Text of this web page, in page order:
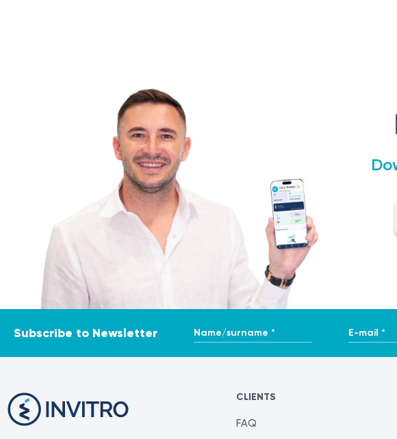
Subscribe to Newsletter Name/surname * E-mail *
CLIENTS
FAQ